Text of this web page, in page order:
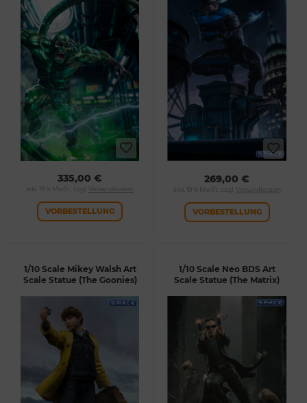
335,00 €
inkl. 19 % MwSt. zzgl. Versandkosten
VORBESTELLUNG
269,00 €
inkl. 19 % MwSt. zzgl. Versandkosten
VORBESTELLUNG
1/10 Scale Mikey Walsh Art
Scale Statue (The Goonies)
1/10 Scale Neo BDS Art
Scale Statue (The Matrix)